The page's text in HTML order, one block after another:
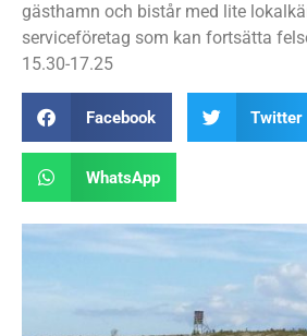
gästhamn och bistår med lite
serviceföretag som kan fortsätta
15.30-17.25
Facebook Twitter
WhatsApp